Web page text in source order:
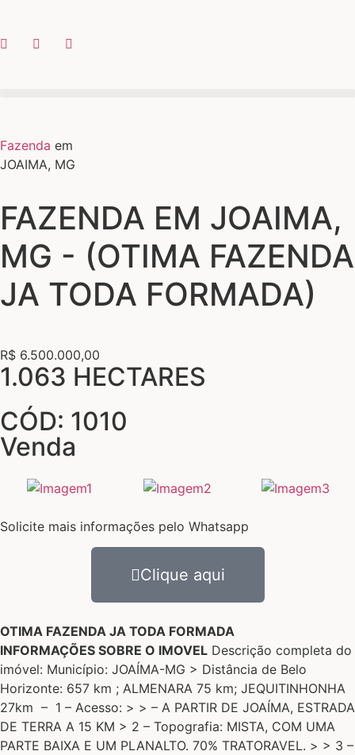
Fazenda em
JOAIMA, MG
FAZENDA EM JOAIMA,
MG - (OTIMA FAZENDA
JA TODA FORMADA)
R$ 6.500.000,00
1.063 HECTARES
CÓD: 1010
Venda
Solicite mais informações pelo Whatsapp
Clique aqui
OTIMA FAZENDA JA TODA FORMADA
INFORMAÇÕES SOBRE O IMOVEL Descrição completa do
imóvel: Município: JOAÍMA-MG > Distância de Belo
Horizonte: 657 km ; ALMENARA 75 km; JEQUITINHONHA
27km – 1 – Acesso: > > – A PARTIR DE JOAÍMA, ESTRADA
DE TERRA A 15 KM > 2 – Topografia: MISTA, COM UMA
PARTE BAIXA E UM PLANALTO. 70% TRATORAVEL. > > 3 –